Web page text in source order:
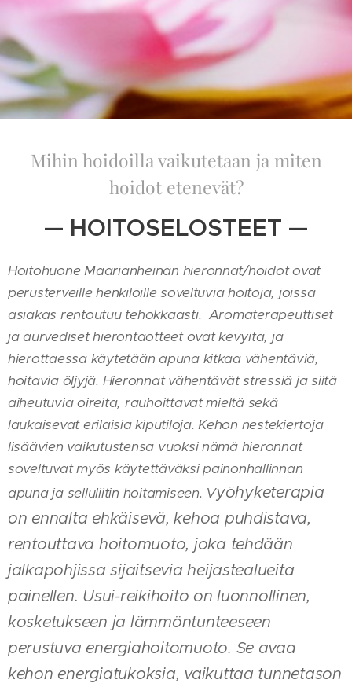
Mihin hoidoilla vaikutetaan ja miten
hoidot etenevät?
— HOITOSELOSTEET —
Hoitohuone Maarianheinän hieronnat/hoidot ovat
perusterveille henkilöille soveltuvia hoitoja, joissa
asiakas rentoutuu tehokkaasti. Aromaterapeuttiset
ja aurvediset hierontaotteet ovat kevyitä, ja
hierottaessa käytetään apuna kitkaa vähentäviä,
hoitavia öljyjä. Hieronnat vähentävät stressiä ja siitä
aiheutuvia oireita, rauhoittavat mieltä sekä
laukaisevat erilaisia kiputiloja. Kehon nestekiertoja
lisäävien vaikutustensa vuoksi nämä hieronnat
soveltuvat myös käytettäväksi painonhallinnan
apuna ja selluliitin hoitamiseen. Vyöhyketerapia
on ennalta ehkäisevä, kehoa puhdistava,
rentouttava hoitomuoto, joka tehdään
jalkapohjissa sijaitsevia heijastealueita
painellen. Usui-reikihoito on luonnollinen,
kosketukseen ja lämmöntunteeseen
perustuva energiahoitomuoto. Se avaa
kehon energiatukoksia, vaikuttaa tunnetason